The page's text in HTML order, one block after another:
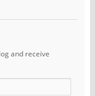
and receive